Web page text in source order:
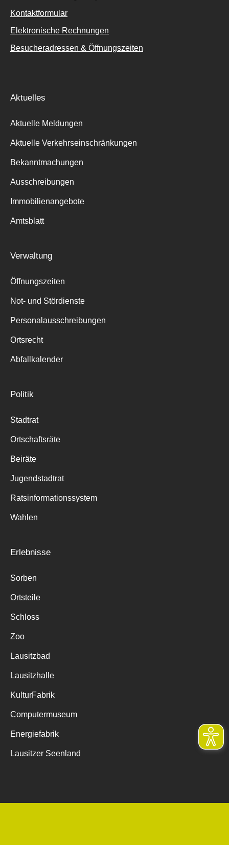
für:
Kontaktformular
Elektronische Rechnungen
Besucheradressen & Öffnungszeiten
Aktuelles
Aktuelle Meldungen
Aktuelle Verkehrseinschränkungen
Bekanntmachungen
Ausschreibungen
Immobilienangebote
Amtsblatt
Verwaltung
Öffnungszeiten
Not- und Stördienste
Personalausschreibungen
Ortsrecht
Abfallkalender
Politik
Stadtrat
Ortschaftsräte
Beiräte
Jugendstadtrat
Ratsinformationssystem
Wahlen
Erlebnisse
Sorben
Ortsteile
Schloss
Zoo
Lausitzbad
Lausitzhalle
KulturFabrik
Computermuseum
Energiefabrik
Lausitzer Seenland